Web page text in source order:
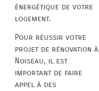
énergétique de votre
logement.
Pour réussir votre
projet de rénovation à
Noiseau, il est
important de faire
appel à des